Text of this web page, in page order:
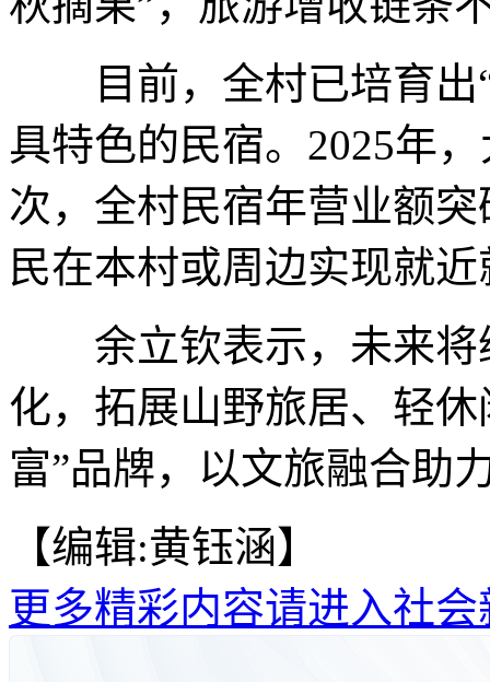
目前，全村已培育出“
具特色的民宿。2025年
次，全村民宿年营业额
民在本村或周边实现就
余立钦表示，未来将
化，拓展山野旅居、轻
富”品牌，以文旅融合助
【编辑:黄钰涵】
更多精彩内容请进入社会